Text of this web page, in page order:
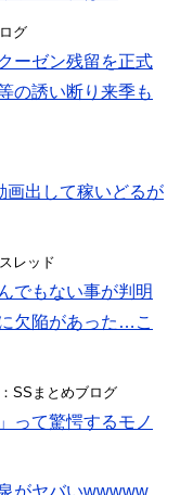
グ
ーゼン残留を正式
の誘い断り来季も
画出して稼いどるが
レッド
でもない事が判明
欠陥があった…こ
SSまとめブログ
って驚愕するモノ
がヤバいwwwww